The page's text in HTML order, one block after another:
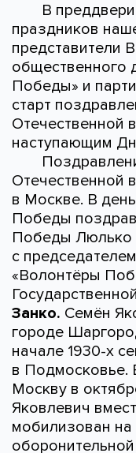
В
праздников
представители
общественного
Победы» и
старт
Отечественной
наступающим
Отечественной
в Москве. В
Победы
Победы Люлько
с
«Волонтёры
Занко. Семён
городе
начале 1930-х
в Подмосковье.
Москву в
Яковлевич
мобилизован на